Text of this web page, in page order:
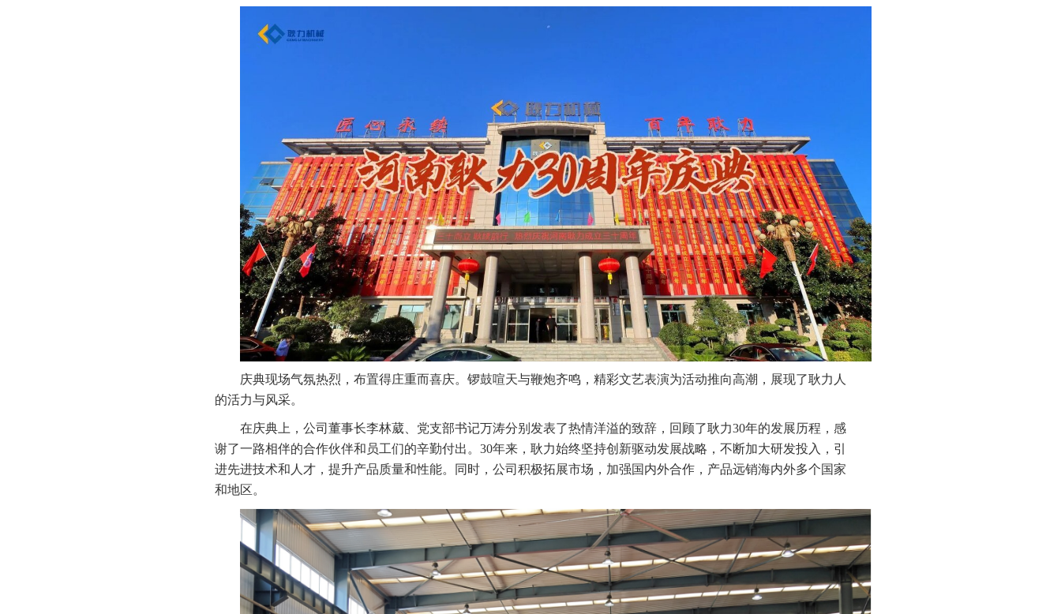
SPB8湿式混凝土喷射机
庆典现场气氛热烈，布置得庄重而喜庆。锣鼓喧天与鞭炮齐鸣，精彩文艺表演为活动推向高潮，展现了耿力人
的活力与风采。
在庆典上，公司董事长李林葳、党支部书记万涛分别发表了热情洋溢的致辞，回顾了耿力30年的发展历程，感
谢了一路相伴的合作伙伴和员工们的辛勤付出。30年来，耿力始终坚持创新驱动发展战略，不断加大研发投入，引
进先进技术和人才，提升产品质量和性能。同时，公司积极拓展市场，加强国内外合作，产品远销海内外多个国家
和地区。